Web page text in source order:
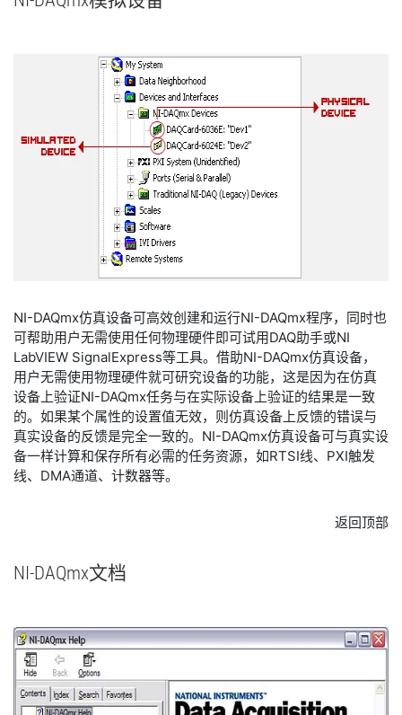
NI-DAQmx仿真设备可高效创建和运行NI-DAQmx程序，同时也
可帮助用户无需使用任何物理硬件即可试用DAQ助手或NI
LabVIEW SignalExpress等工具。借助NI-DAQmx仿真设备，
用户无需使用物理硬件就可研究设备的功能，这是因为在仿真
设备上验证NI-DAQmx任务与在实际设备上验证的结果是一致
的。如果某个属性的设置值无效，则仿真设备上反馈的错误与
真实设备的反馈是完全一致的。NI-DAQmx仿真设备可与真实设
备一样计算和保存所有必需的任务资源，如RTSI线、PXI触发
线、DMA通道、计数器等。
返回顶部
NI-DAQmx文档